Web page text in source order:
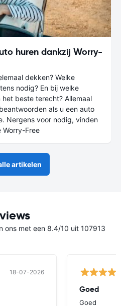
huren dankzij Worry-
dekken? Welke
nodig? En bij welke
beste terecht? Allemaal
als u een auto
Nergens voor nodig, vinden
Worry-Free
artikelen
ons met een 8.4/10 uit 107913
18-07-2026
Goed
Goed